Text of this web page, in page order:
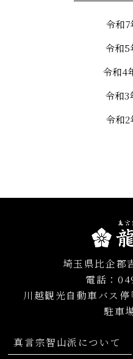
令和7
令和5
令和4
令和3
令和2
平成
平成
埼玉県比企郡
電話：
川越観光自動車バス
駐車
真言宗智山派について